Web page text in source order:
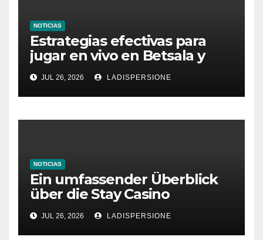
NOTICIAS
Estrategias efectivas para
jugar en vivo en Betsala y
aumentar tus ganancias
JUL 26, 2026 LADISPERSIONE
NOTICIAS
Ein umfassender Überblick
über die Stay Casino
Bonusbedingungen
JUL 26, 2026 LADISPERSIONE